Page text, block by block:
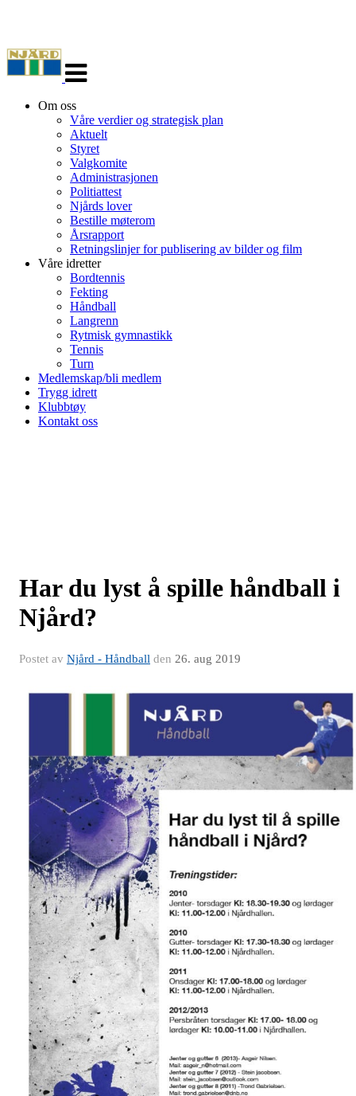
navigasjon
Om oss
Våre verdier og strategisk plan
Aktuelt
Styret
Valgkomite
Administrasjonen
Politiattest
Njårds lover
Bestille møterom
Årsrapport
Retningslinjer for publisering av bilder og film
Våre idretter
Bordtennis
Fekting
Håndball
Langrenn
Rytmisk gymnastikk
Tennis
Turn
Medlemskap/bli medlem
Trygg idrett
Klubbtøy
Kontakt oss
Har du lyst å spille håndball i
Njård?
Postet av Njård - Håndball den 26. aug 2019